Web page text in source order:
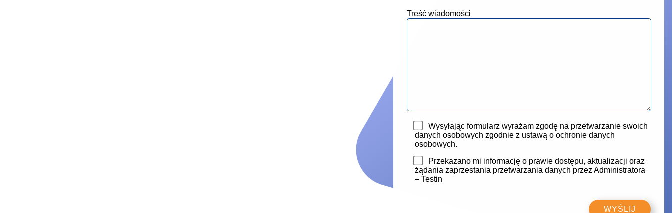
Treść wiadomości
Wysyłając formularz wyrażam zgodę na przetwarzanie swoich
danych osobowych zgodnie z ustawą o ochronie danych
osobowych.
Przekazano mi informację o prawie dostępu, aktualizacji oraz
żądania zaprzestania przetwarzania danych przez Administratora
– Testin